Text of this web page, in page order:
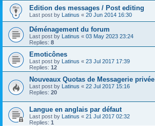
Edition des messages / Post editing
Last post by Latinus « 20 Jun 2014 16:30
Déménagement du forum
Last post by Latinus « 03 May 2023 23:24
Replies: 8
Emoticônes
Last post by Latinus « 23 Jul 2017 17:39
Replies: 12
Nouveaux Quotas de Messagerie privée
Last post by Latinus « 22 Jul 2017 15:16
Replies: 20
Langue en anglais par défaut
Last post by Latinus « 21 Jul 2017 02:32
Replies: 1